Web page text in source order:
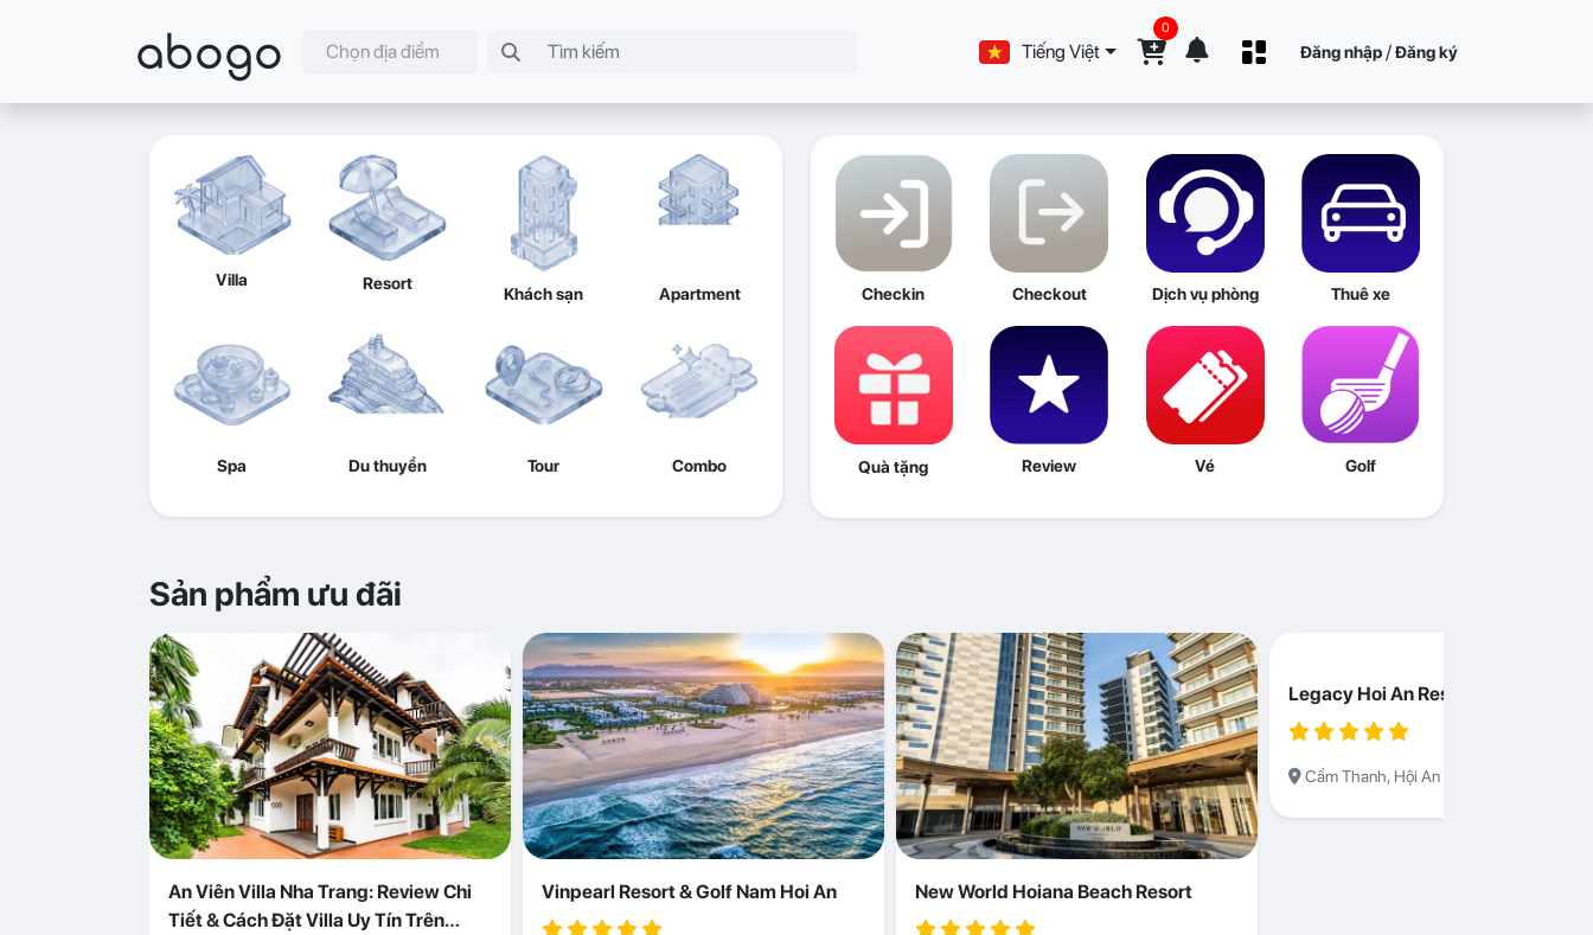
abogo Chọn địa điểm Tiếng Việt
0
Đăng nhập /Đăng ký
Villa Resort
Khách sạn Apartment
Spa Du thuyền Tour Combo
Checkin Checkout Dịch vụ phòng Thuê xe
Quà tặng Review Vé Golf
Sản phẩm ưu đãi
An Viên Villa Nha Trang: Review Chi
Tiết & Cách Đặt Villa Uy Tín Trên
Vinpearl Resort & Golf Nam Hoi An New World Hoiana Beach Resort
Legacy Hoi An Resort
Cẩm Thanh, Hội An